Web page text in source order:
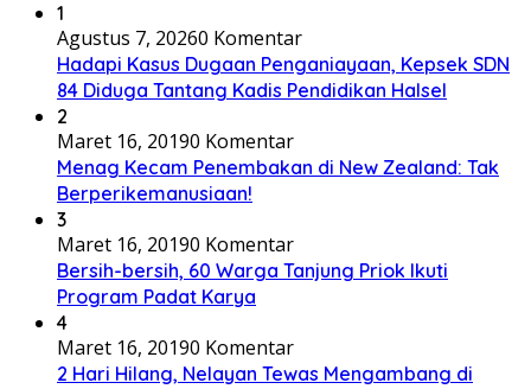
1
Agustus 7, 20260 Komentar
Hadapi Kasus Dugaan Penganiayaan, Kepsek SDN
84 Diduga Tantang Kadis Pendidikan Halsel
2
Maret 16, 20190 Komentar
Menag Kecam Penembakan di New Zealand: Tak
Berperikemanusiaan!
3
Maret 16, 20190 Komentar
Bersih-bersih, 60 Warga Tanjung Priok Ikuti
Program Padat Karya
4
Maret 16, 20190 Komentar
2 Hari Hilang, Nelayan Tewas Mengambang di